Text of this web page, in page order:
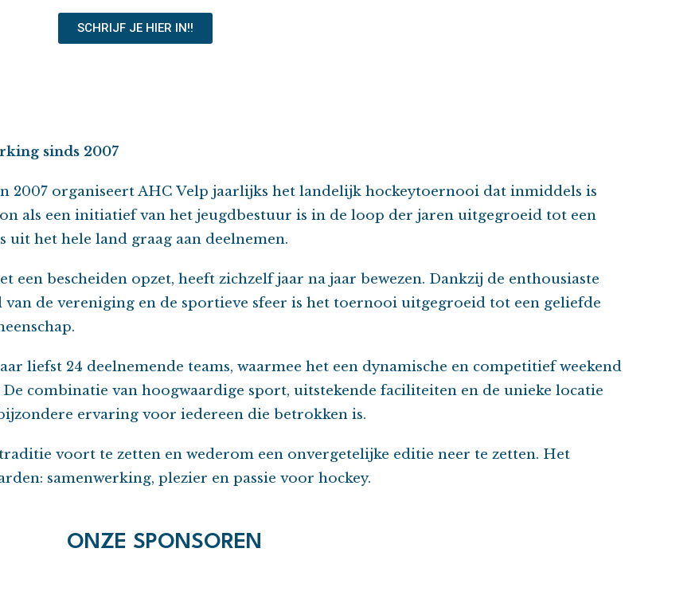
SCHRIJF JE HIER IN!!
sinds 2007
organiseert AHC Velp jaarlijks het landelijk hockeytoernooi dat inmiddels is
als een initiatief van het jeugdbestuur is in de loop der jaren uitgegroeid tot een
uit het hele land graag aan deelnemen.
bescheiden opzet, heeft zichzelf jaar na jaar bewezen. Dankzij de enthousiaste
de vereniging en de sportieve sfeer is het toernooi uitgegroeid tot een geliefde
liefst 24 deelnemende teams, waarmee het een dynamische en competitief weekend
combinatie van hoogwaardige sport, uitstekende faciliteiten en de unieke locatie
ervaring voor iedereen die betrokken is.
voort te zetten en wederom een onvergetelijke editie neer te zetten. Het
samenwerking, plezier en passie voor hockey.
ONZE SPONSOREN